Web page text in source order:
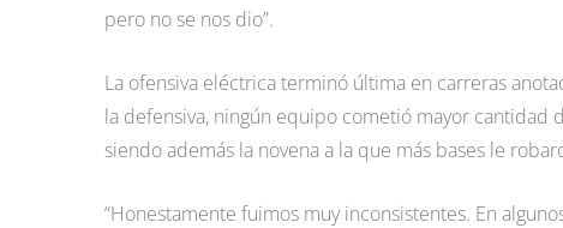
pero no se nos dio”.
La ofensiva eléctrica terminó última en carreras
la defensiva, ningún equipo cometió mayor cantidad
siendo además la novena a la que más bases le
“Honestamente fuimos muy inconsistentes. En